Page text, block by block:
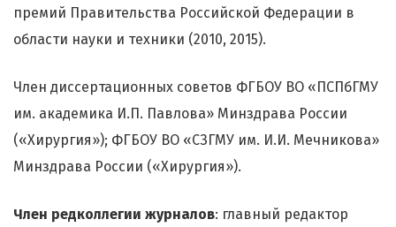
премий Правительства Российской Федерации в
области науки и техники (2010, 2015).
Член диссертационных советов ФГБОУ ВО «ПСПбГМУ
им. академика И.П. Павлова» Минздрава России
(«Хирургия»); ФГБОУ ВО «СЗГМУ им. И.И. Мечникова»
Минздрава России («Хирургия»).
Член редколлегии журналов: главный редактор